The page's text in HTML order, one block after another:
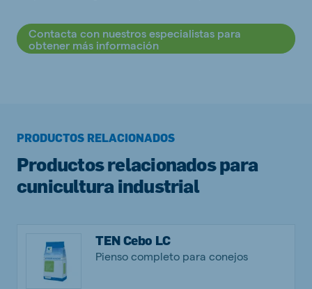
Contacta con nuestros especialistas para
obtener más información
PRODUCTOS RELACIONADOS
Productos relacionados para
cunicultura industrial
TEN Cebo LC
Pienso completo para conejos